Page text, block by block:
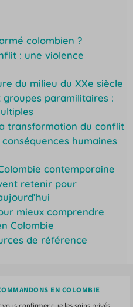
colombien ?
: une violence
du milieu du XXe siècle
groupes paramilitaires :
transformation du conflit
humaines
contemporaine
retenir pour
mieux comprendre
Colombie
de référence
EN COLOMBIE